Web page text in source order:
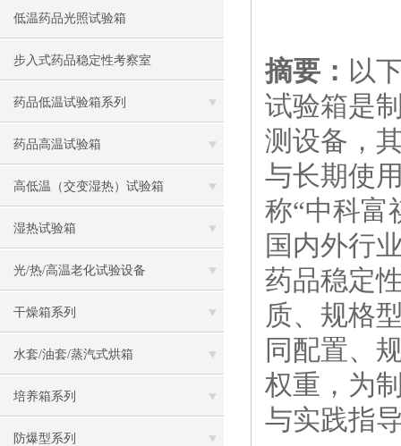
低温药品光照试验箱
步入式药品稳定性考察室
药品低温试验箱系列
药品高温试验箱
高低温（交变湿热）试验箱
湿热试验箱
光/热/高温老化试验设备
干燥箱系列
水套/油套/蒸汽式烘箱
培养箱系列
防爆型系列
摘要： 以
试验箱是
测设备，
与长期使
称“中科富
国内外行
药品稳定
质、规格
同配置、
权重，为
与实践指